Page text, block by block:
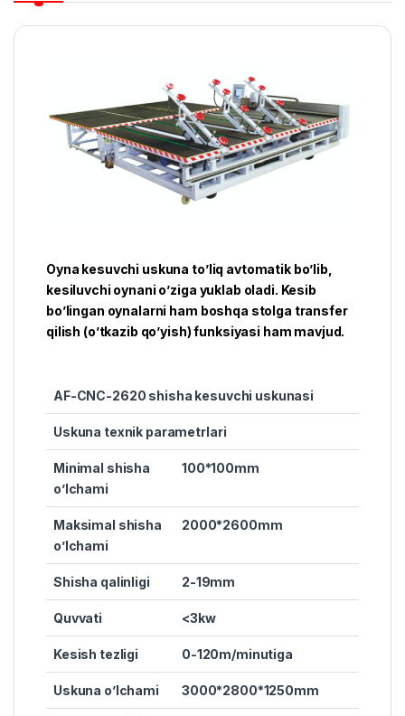
Oyna kesuvchi uskuna to’liq avtomatik bo’lib,
kesiluvchi oynani o’ziga yuklab oladi. Kesib
bo’lingan oynalarni ham boshqa stolga transfer
qilish (o’tkazib qo’yish) funksiyasi ham mavjud.
AF-CNC-2620 shisha kesuvchi uskunasi
Uskuna texnik parametrlari
Minimal shisha
o’lchami
100*100mm
Maksimal shisha
o’lchami
2000*2600mm
Shisha qalinligi 2-19mm
Quvvati <3kw
Kesish tezligi 0-120m/minutiga
Uskuna o’lchami 3000*2800*1250mm